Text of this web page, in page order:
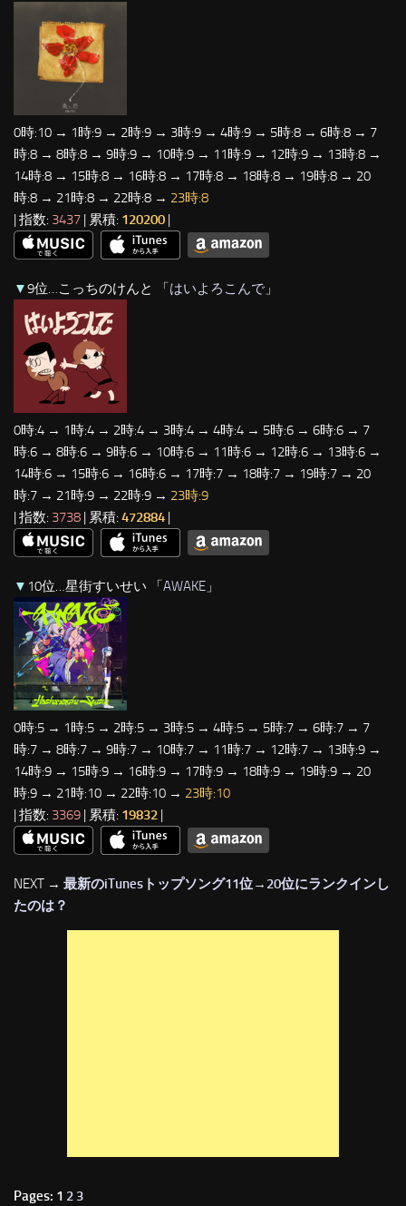
0時:10 → 1時:9 → 2時:9 → 3時:9 → 4時:9 → 5時:8 → 6時:8 → 7
時:8 → 8時:8 → 9時:9 → 10時:9 → 11時:9 → 12時:9 → 13時:8 →
14時:8 → 15時:8 → 16時:8 → 17時:8 → 18時:8 → 19時:8 → 20
時:8 → 21時:8 → 22時:8 → 23時:8
| 指数: 3437 | 累積: 120200 |
▼9位…こっちのけんと 「はいよろこんで 」
0時:4 → 1時:4 → 2時:4 → 3時:4 → 4時:4 → 5時:6 → 6時:6 → 7
時:6 → 8時:6 → 9時:6 → 10時:6 → 11時:6 → 12時:6 → 13時:6 →
14時:6 → 15時:6 → 16時:6 → 17時:7 → 18時:7 → 19時:7 → 20
時:7 → 21時:9 → 22時:9 → 23時:9
| 指数: 3738 | 累積: 472884 |
▼ 10位…星街すいせい 「AWAKE 」
0時:5 → 1時:5 → 2時:5 → 3時:5 → 4時:5 → 5時:7 → 6時:7 → 7
時:7 → 8時:7 → 9時:7 → 10時:7 → 11時:7 → 12時:7 → 13時:9 →
14時:9 → 15時:9 → 16時:9 → 17時:9 → 18時:9 → 19時:9 → 20
時:9 → 21時:10 → 22時:10 → 23時:10
| 指数: 3369 | 累積: 19832 |
NEXT → 最新のiTunesトップソング11位→20位にランクインし
たのは？
Pages: 1 2 3